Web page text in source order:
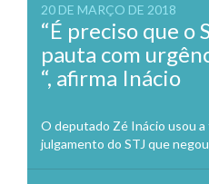
20 DE MARÇO DE 2018
“É preciso que o
pauta com
“, afirma Inácio
O deputado Zé Inácio usou
julgamento do STJ que